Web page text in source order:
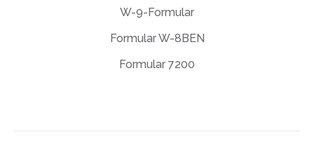
W-9-Formular
Formular W-8BEN
Formular 7200